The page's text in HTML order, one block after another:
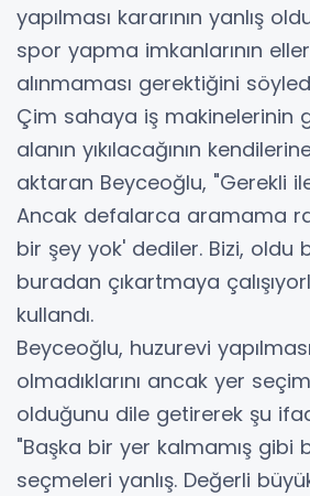
yapılması kararının yanlış
spor yapma imkanlarının
alınmaması gerektiğini
Çim sahaya iş makinelerinin
alanın yıkılacağının
aktaran Beyceoğlu, "Gerekli
Ancak defalarca aramama
bir şey yok' dediler. Bizi, oldu
buradan çıkartmaya
kullandı.
Beyceoğlu, huzurevi
olmadıklarını ancak yer
olduğunu dile getirerek şu
"Başka bir yer kalmamış gibi
seçmeleri yanlış. Değerli